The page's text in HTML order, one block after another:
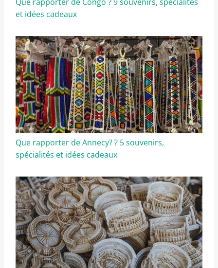
et idées cadeaux
Que rapporter de Annecy? ? 5 souvenirs,
spécialités et idées cadeaux